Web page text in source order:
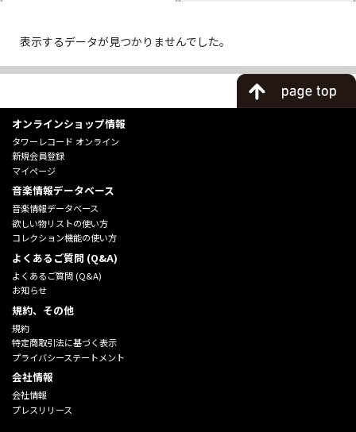
表示するデータが見つかりませんでした。
オンラインショップ情報
タワーレコード オンライン
新規会員登録
マイページ
音楽情報データベース
音楽情報データベース
欲しい物リストの使い方
コレクション機能の使い方
よくあるご質問 (Q&A)
よくあるご質問 (Q&A)
お知らせ
規約、その他
規約
特定商取引法に基づく表示
プライバシーステートメント
会社情報
会社情報
プレスリリース